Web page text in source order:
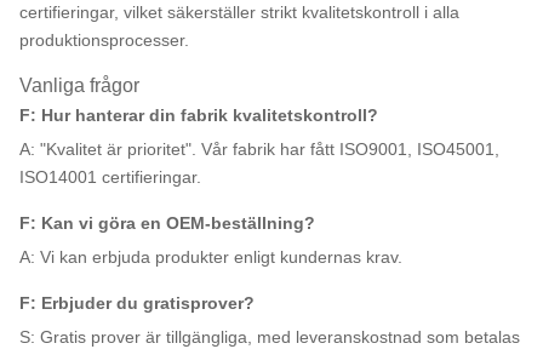
certifieringar, vilket säkerställer strikt kvalitetskontroll i alla
produktionsprocesser.
Vanliga frågor
F: Hur hanterar din fabrik kvalitetskontroll?
A: "Kvalitet är prioritet". Vår fabrik har fått ISO9001, ISO45001,
ISO14001 certifieringar.
F: Kan vi göra en OEM-beställning?
A: Vi kan erbjuda produkter enligt kundernas krav.
F: Erbjuder du gratisprover?
S: Gratis prover är tillgängliga, med leveranskostnad som betalas